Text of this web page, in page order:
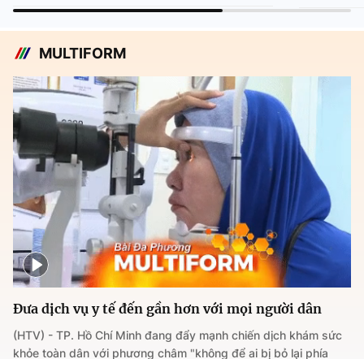
MULTIFORM
Đưa dịch vụ y tế đến gần hơn với mọi người dân
(HTV) - TP. Hồ Chí Minh đang đẩy mạnh chiến dịch khám sức
khỏe toàn dân với phương châm "không để ai bị bỏ lại phía